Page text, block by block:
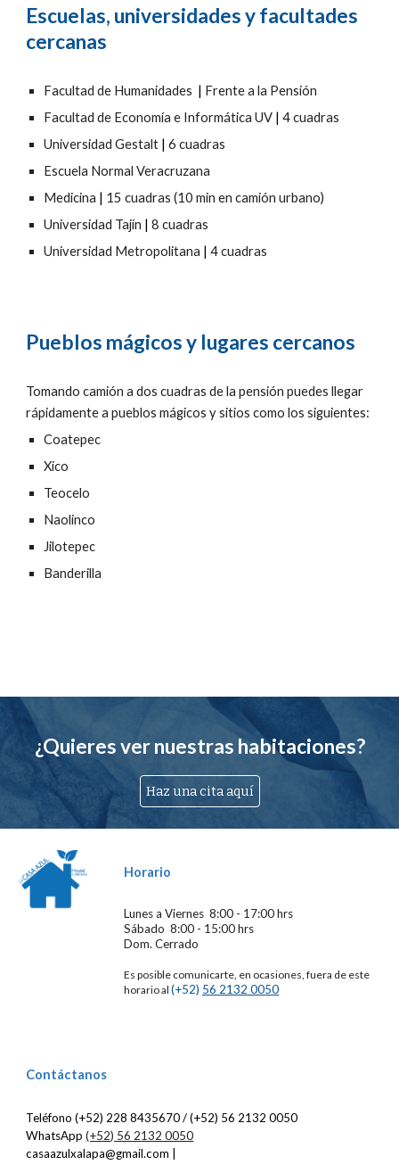
Escuelas, universidades y facultades
cercanas
Facultad de Humanidades | Frente a la Pensión
Facultad de Economía e Informática UV |4 cuadras
Universidad Gestalt |6 cuadras
Escuela Normal Veracruzana
Medicina | 15 cuadras (10 min en camión urbano)
Universidad Tajín |8 cuadras
Universidad Metropolitana |4 cuadras
Pueblos mágicos y lugares cercanos
Tomando camión a dos cuadras de la pensión puedes llegar
rápidamente a pueblos mágicos y sitios como los siguientes:
Coatepec
Xico
Teocelo
Naolinco
Jilotepec
Banderilla
¿Quieres ver nuestras habitaciones?
Haz una cita aquí
Horario
Lunes a Viernes 8:00 - 17:00 hrs
Sábado 8:00 - 15:00 hrs
Dom. Cerrado
Es posible comunicarte, en ocasiones, fuera de este
horario al (+52) 56 2132 0050
Contáctanos
Teléfono (+52) 228 8435670 / (+52) 56 2132 0050
WhatsApp(+52) 56 2132 0050
casaazulxalapa@gmail.com |